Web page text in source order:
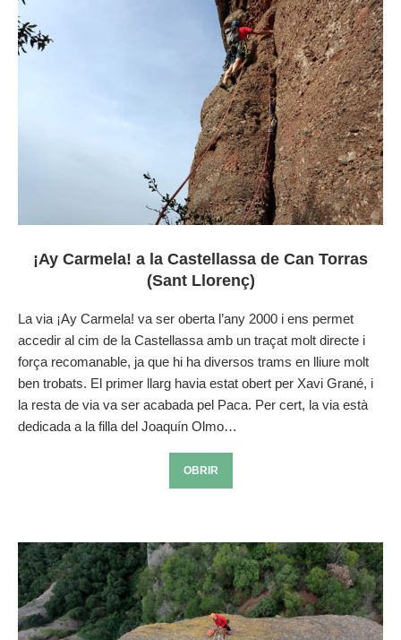
¡Ay Carmela! a la Castellassa de Can Torras
(Sant Llorenç)
La via ¡Ay Carmela! va ser oberta l’any 2000 i ens permet
accedir al cim de la Castellassa amb un traçat molt directe i
força recomanable, ja que hi ha diversos trams en lliure molt
ben trobats. El primer llarg havia estat obert per Xavi Grané, i
la resta de via va ser acabada pel Paca. Per cert, la via està
dedicada a la filla del Joaquín Olmo…
OBRIR